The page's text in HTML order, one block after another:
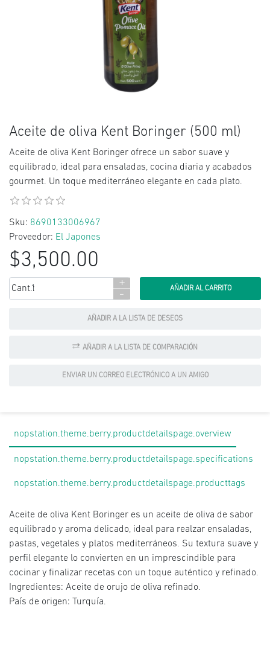
Aceite de oliva Kent Boringer (500 ml)
Aceite de oliva Kent Boringer ofrece un sabor suave y
equilibrado, ideal para ensaladas, cocina diaria y acabados
gourmet. Un toque mediterráneo elegante en cada plato.
Sku: 8690133006967
Proveedor: El Japones
$3,500.00
Cant.:
+
-
AÑADIR A LA LISTA DE DESEOS
AÑADIR A LA LISTA DE COMPARACIÓN
ENVIAR UN CORREO ELECTRÓNICO A UN AMIGO
nopstation.theme.berry.productdetailspage.overview
nopstation.theme.berry.productdetailspage.specifications
nopstation.theme.berry.productdetailspage.producttags
Aceite de oliva Kent Boringer es un aceite de oliva de sabor
equilibrado y aroma delicado, ideal para realzar ensaladas,
pastas, vegetales y platos mediterráneos. Su textura suave y
perfil elegante lo convierten en un imprescindible para
cocinar y finalizar recetas con un toque auténtico y refinado.
Ingredientes: Aceite de orujo de oliva refinado.
País de origen: Turquía.